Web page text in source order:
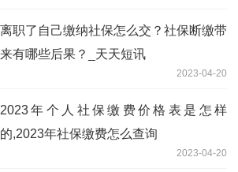
离职了自己缴纳社保怎么交？社保断缴带
来有哪些后果？_天天短讯
2023-04-20
2023年个人社保缴费价格表是怎样
的,2023年社保缴费怎么查询
2023-04-20